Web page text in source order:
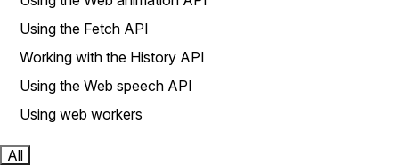
Using the Fetch API
Working with the History API
Using the Web speech API
Using web workers
All